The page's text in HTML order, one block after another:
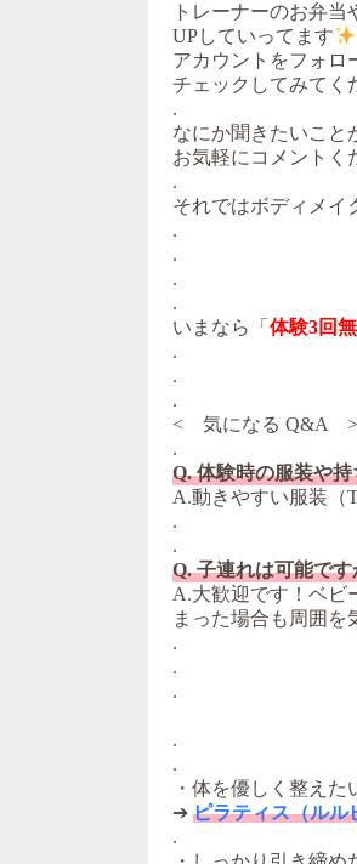
トレーナーのお弁当
UPしていってます
アカウントをフォロ
チェックしてみてく
.
なにか聞きたいこと
お気軽にコメントく
.
それではボディメイ
.
.
.
.
いまなら「 体験3回
.
.
.
< 気になる Q&A >
.
Q. 体験時の服装や
A.動きやすい服装（
.
.
Q. 子連れは可能です
A.大歓迎です！ベビ
まった場合も周囲を
.
.
.
.
.
・体を優しく整えた
➔ ピラティス（ルル
.